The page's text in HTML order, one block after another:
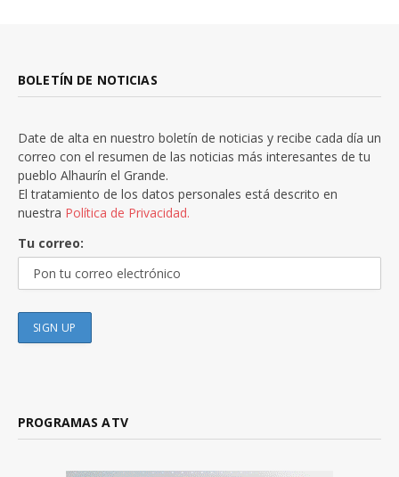
BOLETÍN DE NOTICIAS
Date de alta en nuestro boletín de noticias y recibe cada día un
correo con el resumen de las noticias más interesantes de tu
pueblo Alhaurín el Grande.
El tratamiento de los datos personales está descrito en
nuestra Política de Privacidad.
Tu correo:
PROGRAMAS ATV